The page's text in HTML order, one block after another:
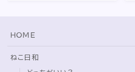
ねこ日和
どっちがいい？